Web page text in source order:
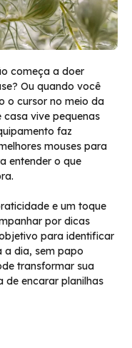
começa a doer
Ou quando você
o cursor no meio da
vive pequenas
faz
mouses para
entender o que
e um toque
por dicas
para identificar
a dia, sem papo
transformar sua
de encarar planilhas